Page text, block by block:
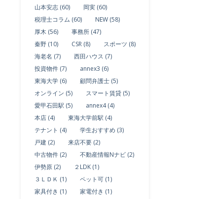
山本安志 (60)
岡実 (60)
税理士コラム (60)
NEW (58)
厚木 (56)
事務所 (47)
秦野 (10)
CSR (8)
スポーツ (8)
海老名 (7)
西田ハウス (7)
投資物件 (7)
annex3 (6)
東海大学 (6)
顧問弁護士 (5)
オンライン (5)
スマート賃貸 (5)
愛甲石田駅 (5)
annex4 (4)
本店 (4)
東海大学前駅 (4)
テナント (4)
学生おすすめ (3)
戸建 (2)
来店不要 (2)
中古物件 (2)
不動産情報Nナビ (2)
伊勢原 (2)
２LDK (1)
３ＬＤＫ (1)
ペット可 (1)
家具付き (1)
家電付き (1)